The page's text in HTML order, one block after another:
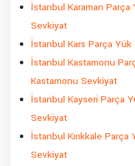
İstanbul Karaman Parça
Sevkiyat
İstanbul Kars Parça
İstanbul Kastamonu
Kastamonu Sevkiyat
İstanbul Kayseri Parça
Sevkiyat
İstanbul Kırıkkale Parça
Sevkiyat